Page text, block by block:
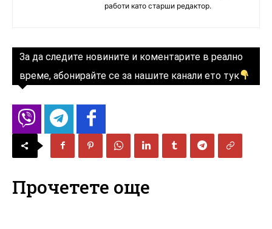
работи като старши редактор.
За да следите новините и коментарите в реално
време, абонирайте се за нашите канали ето тук
Прочетете още